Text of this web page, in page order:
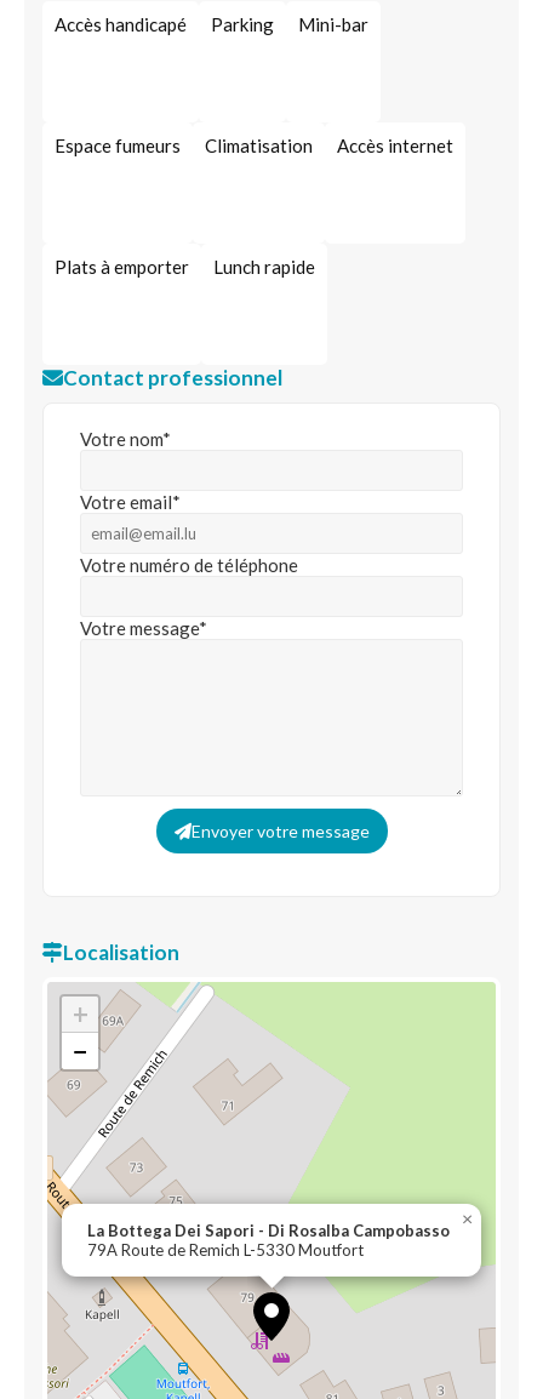
Accès handicapé Parking Mini-bar
Espace fumeurs Climatisation Accès internet
Plats à emporter Lunch rapide
Contact professionnel
Votre nom*
Votre email*
Votre numéro de téléphone
Votre message*
Envoyer votre message
Localisation
La Bottega Dei Sapori - Di Rosalba Campobasso
79A Route de Remich L-5330 Moutfort
×
+
−